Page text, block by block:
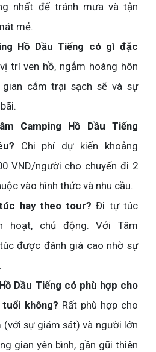
nhất để tránh mưa và tận
mẻ.
Hồ Dầu Tiếng có gì đặc
trí ven hồ, ngắm hoàng hôn
gian cắm trại sạch sẽ và sự
Camping Hồ Dầu Tiếng
Chi phí dự kiến khoảng
VND/người cho chuyến đi 2
vào hình thức và nhu cầu.
hay theo tour? Đi tự túc
hoạt, chủ động. Với Tâm
được đánh giá cao nhờ sự
Dầu Tiếng có phù hợp cho
không? Rất phù hợp cho
(với sự giám sát) và người lớn
gian yên bình, gần gũi thiên